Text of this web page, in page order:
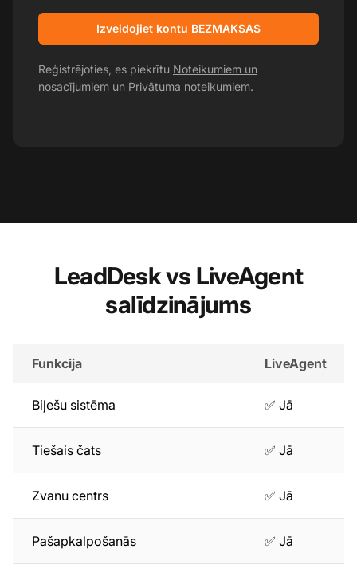
Izveidojiet kontu BEZMAKSAS
Reģistrējoties, es piekrītu Noteikumiem un
nosacījumiem un Privātuma noteikumiem.
LeadDesk vs LiveAgent
salīdzinājums
Funkcija LiveAgent
Biļešu sistēma ✅ Jā
Tiešais čats ✅ Jā
Zvanu centrs ✅ Jā
Pašapkalpošanās ✅ Jā